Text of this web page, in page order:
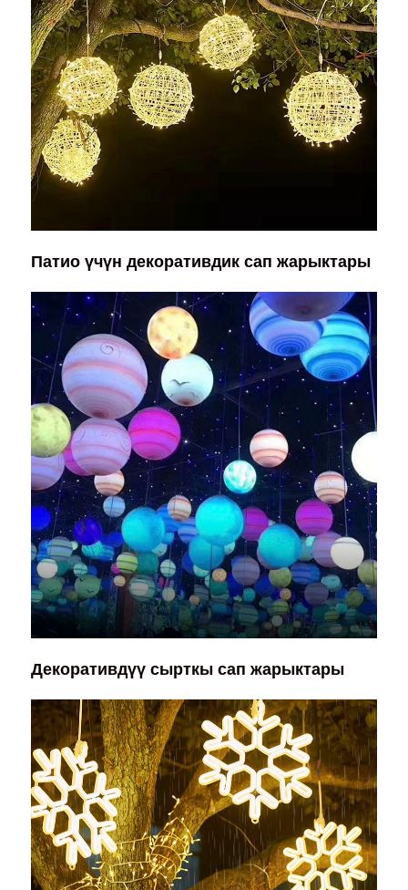
Патио үчүн декоративдик сап жарыктары
Декоративдүү сырткы сап жарыктары